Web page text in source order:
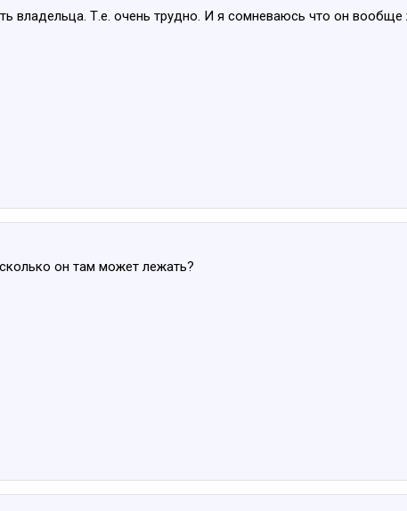
владельца. Т.е. очень трудно. И я сомневаюсь что он
он там может лежать?